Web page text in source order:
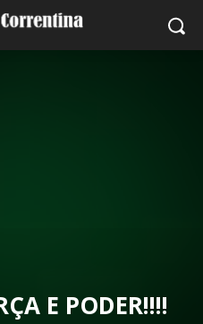
E PODER!!!!